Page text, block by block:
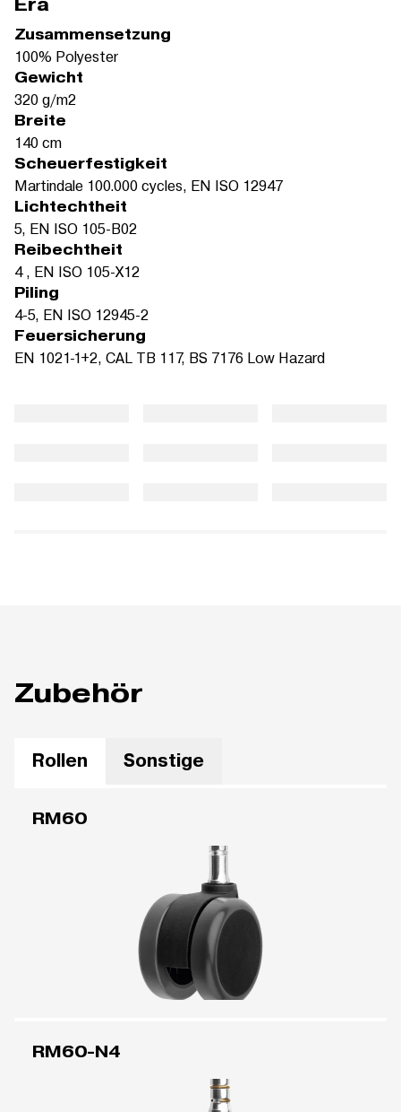
Zusammensetzung
100% Polyester
Gewicht
320 g/m2
Breite
140 cm
Scheuerfestigkeit
Martindale 100.000 cycles, EN ISO 12947
Lichtechtheit
5, EN ISO 105-B02
Reibechtheit
4 , EN ISO 105-X12
Piling
4-5, EN ISO 12945-2
Feuersicherung
EN 1021-1+2, CAL TB 117, BS 7176 Low Hazard
Zubehör
Rollen Sonstige
RM60
RM60-N4